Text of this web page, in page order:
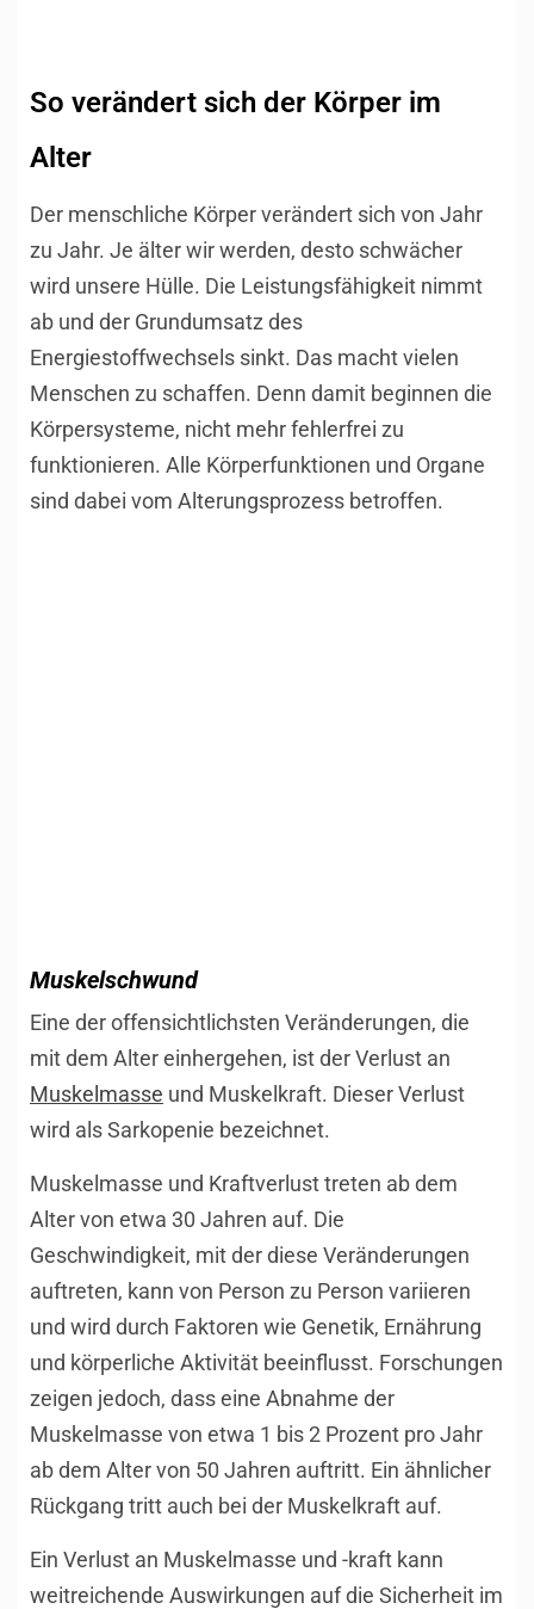
So verändert sich der Körper im
Alter
Der menschliche Körper verändert sich von Jahr
zu Jahr. Je älter wir werden, desto schwächer
wird unsere Hülle. Die Leistungsfähigkeit nimmt
ab und der Grundumsatz des
Energiestoffwechsels sinkt. Das macht vielen
Menschen zu schaffen. Denn damit beginnen die
Körpersysteme, nicht mehr fehlerfrei zu
funktionieren. Alle Körperfunktionen und Organe
sind dabei vom Alterungsprozess betroffen.
Muskelschwund
Eine der offensichtlichsten Veränderungen, die
mit dem Alter einhergehen, ist der Verlust an
Muskelmasse und Muskelkraft. Dieser Verlust
wird als Sarkopenie bezeichnet.
Muskelmasse und Kraftverlust treten ab dem
Alter von etwa 30 Jahren auf. Die
Geschwindigkeit, mit der diese Veränderungen
auftreten, kann von Person zu Person variieren
und wird durch Faktoren wie Genetik, Ernährung
und körperliche Aktivität beeinflusst. Forschungen
zeigen jedoch, dass eine Abnahme der
Muskelmasse von etwa 1 bis 2 Prozent pro Jahr
ab dem Alter von 50 Jahren auftritt. Ein ähnlicher
Rückgang tritt auch bei der Muskelkraft auf.
Ein Verlust an Muskelmasse und -kraft kann
weitreichende Auswirkungen auf die Sicherheit im